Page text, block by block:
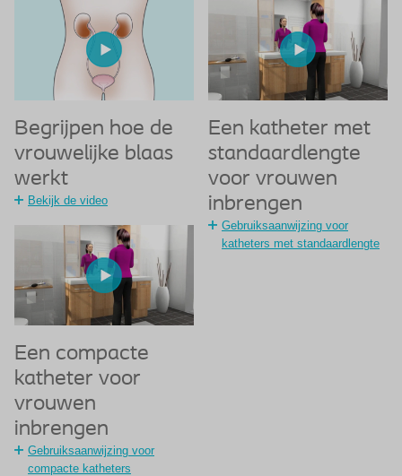
Begrijpen hoe de
vrouwelijke blaas
werkt
Bekijk de video
Een compacte
katheter voor
vrouwen
inbrengen
Gebruiksaanwijzing voor
compacte katheters
Een katheter met
standaardlengte
voor vrouwen
inbrengen
Gebruiksaanwijzing voor
katheters met standaardlengte